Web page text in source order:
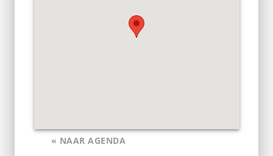
« NAAR AGENDA